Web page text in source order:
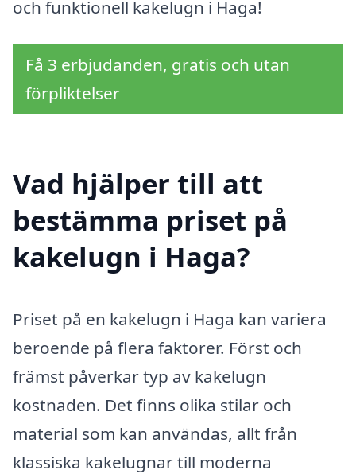
och funktionell kakelugn i Haga!
Få 3 erbjudanden, gratis och utan
förpliktelser
Vad hjälper till att
bestämma priset på
kakelugn i Haga?
Priset på en kakelugn i Haga kan variera
beroende på flera faktorer. Först och
främst påverkar typ av kakelugn
kostnaden. Det finns olika stilar och
material som kan användas, allt från
klassiska kakelugnar till moderna